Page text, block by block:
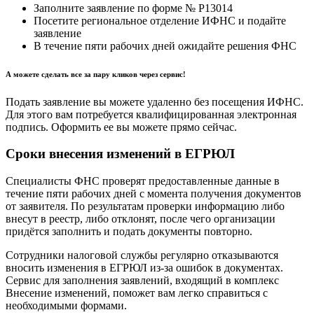
Заполните заявление по форме № Р13014
Посетите региональное отделение ИФНС и подайте
заявление
В течение пяти рабочих дней ожидайте решения ФНС
А можете сделать все за пару кликов через сервис!
Подать заявление вы можете удаленно без посещения ИФНС.
Для этого вам потребуется квалифицированная электронная
подпись. Оформить ее вы можете прямо сейчас.
Сроки внесения изменений в ЕГРЮЛ
Специалисты ФНС проверят предоставленные данные в
течение пяти рабочих дней с момента получения документов
от заявителя. По результатам проверки информацию либо
внесут в реестр, либо отклонят, после чего организации
придётся заполнить и подать документы повторно.
Сотрудники налоговой службы регулярно отказываются
вносить изменения в ЕГРЮЛ из-за ошибок в документах.
Сервис для заполнения заявлений, входящий в комплекс
Внесение изменений, поможет вам легко справиться с
необходимыми формами.